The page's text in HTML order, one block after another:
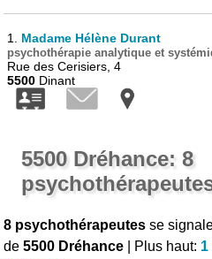
1. Madame Hélène Durant
psychothérapie analytique et
Rue des Cerisiers, 4
5500 Dinant
5500 Dréhance: 8
8 psychothérapeutes se
de5500 Dréhance | Plus haut: 1